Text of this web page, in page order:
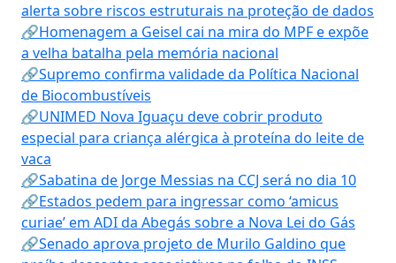
alerta sobre riscos estruturais na proteção de dados
🔗Homenagem a Geisel cai na mira do MPF e expõe
a velha batalha pela memória nacional
🔗Supremo confirma validade da Política Nacional
de Biocombustíveis
🔗UNIMED Nova Iguaçu deve cobrir produto
especial para criança alérgica à proteína do leite de
vaca
🔗Sabatina de Jorge Messias na CCJ será no dia 10
🔗Estados pedem para ingressar como ‘amicus
curiae’ em ADI da Abegás sobre a Nova Lei do Gás
🔗Senado aprova projeto de Murilo Galdino que